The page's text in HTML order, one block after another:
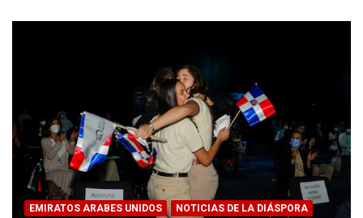
EMIRATOS ARABES UNIDOS NOTICIAS DE LA DIÁSPORA